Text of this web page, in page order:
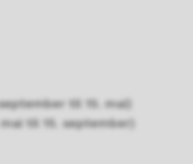
til 15. mai)
til 15. september)